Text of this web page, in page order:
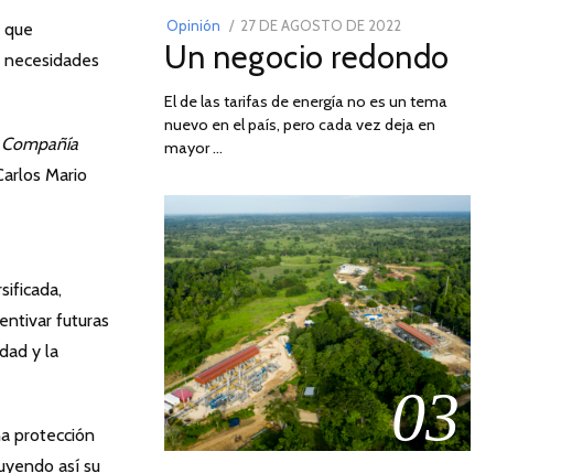
Mario
futuras
y la
protección
así su
Opinión
POSTED
ON
27 DE AGOSTO DE 2022
DE
DE
2022
Un negocio redondo
El de las tarifas de energía no es un tema
nuevo en el país, pero cada vez deja en
mayor …
03